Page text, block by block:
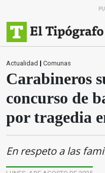
Actualidad | Comunas
Carabineros
concurso de
por tragedia
En respeto a las